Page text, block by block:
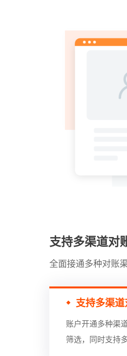
支持多渠道对
全面接通多种对账
支持多渠
账户开通多种渠
筛选，同时支持